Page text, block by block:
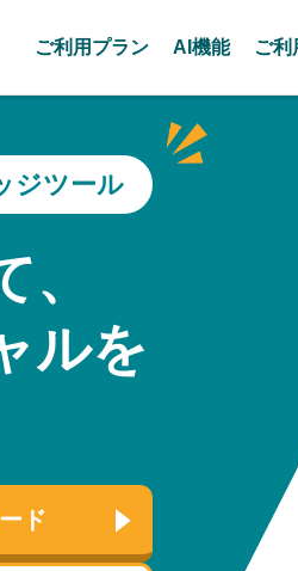
ご利用プラン AI機能 ご利
ジツール
ルを
ド